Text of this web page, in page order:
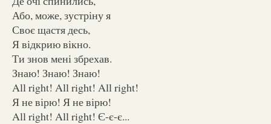
Або, може, зустріну я
Своє щастя десь,
Я відкрию вікно.
Ти знов мені збрехав.
Знаю! Знаю! Знаю!
All right! All right! All right!
Я не вірю! Я не вірю!
All right! All right! Є-є-є...